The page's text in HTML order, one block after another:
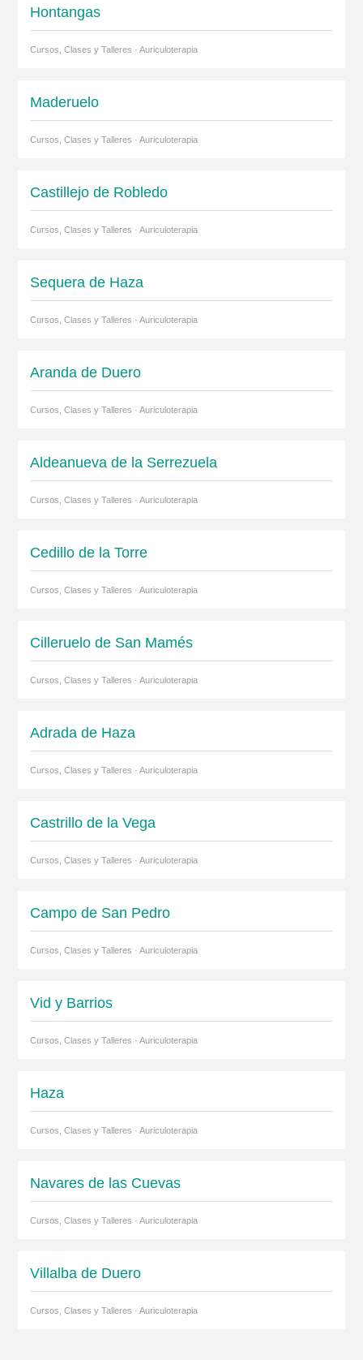
Hontangas
Cursos, Clases y Talleres · Auriculoterapia
Maderuelo
Cursos, Clases y Talleres · Auriculoterapia
Castillejo de Robledo
Cursos, Clases y Talleres · Auriculoterapia
Sequera de Haza
Cursos, Clases y Talleres · Auriculoterapia
Aranda de Duero
Cursos, Clases y Talleres · Auriculoterapia
Aldeanueva de la Serrezuela
Cursos, Clases y Talleres · Auriculoterapia
Cedillo de la Torre
Cursos, Clases y Talleres · Auriculoterapia
Cilleruelo de San Mamés
Cursos, Clases y Talleres · Auriculoterapia
Adrada de Haza
Cursos, Clases y Talleres · Auriculoterapia
Castrillo de la Vega
Cursos, Clases y Talleres · Auriculoterapia
Campo de San Pedro
Cursos, Clases y Talleres · Auriculoterapia
Vid y Barrios
Cursos, Clases y Talleres · Auriculoterapia
Haza
Cursos, Clases y Talleres · Auriculoterapia
Navares de las Cuevas
Cursos, Clases y Talleres · Auriculoterapia
Villalba de Duero
Cursos, Clases y Talleres · Auriculoterapia